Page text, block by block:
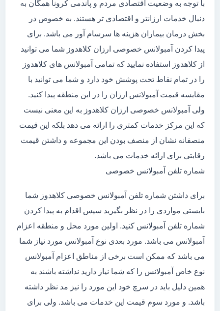
با توجه به وضعیت اقتصادی مردم و پاندمی کرونا همگان به
دنبال خدمات ارزانتر و اقتصادی تر هستند. به خصوص در
بخش درمان بیماران هزینه ها سرسام آور می باشد. برای
پیدا کردن آمبولانس خصوصی ارزان کلاهدوز شما می توانید
از کلاهدوز استفاده نمایید که تمامی آمبولانس های کلاهدوز
را در تمام نقاط تحت پوشش خود دارد و شما می توانید با
مقایسه قیمت آمبولانس ارزان را در این منطقه پیدا کنید.
ولی آمبولانس خصوصی ارزان کلاهدوز به این معنی نیست
که این مرکز خدمات کمتری را ارائه می دهد بلکه این قیمت
منصفانه نشان از منصف بودن این مجموعه و داشتن قیمت
رقابتی برای ارائه خدمات می باشد.
شماره تلفن آمبولانس خصوصی
برای داشتن شماره تلفن آمبولانس خصوصی کلاهدوز شما
بایستی مواردی را در نظر بگیرید سپس اقدام به پیدا کردن
شماره تلفن آمبولانس کنید. اولین مورد محل و منطقه اعزام
آمبولانس می باشد. مورد بعدی نوع آمبولانس مورد نیاز شما
می باشد که ممکن است برخی از مناطق اعزام آمبولانس
نوع خاص آمبولانس را که شما نیاز دارید نداشته باشند به
همین دلیل باید در سرچ خود این مورد را نیز مد نظر داشته
باشد. و مورد سوم قیمت این خدمات می باشد. ولی برای